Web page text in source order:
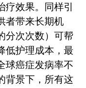
效果。同样引
者带来长期机
分次次数）可帮
低护理成本，最
球癌症发病率不
背景下，所有这